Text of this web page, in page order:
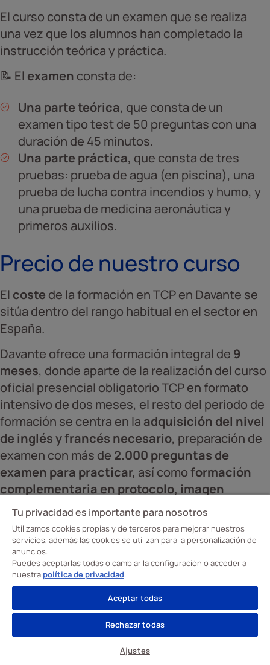
El curso consta de un examen que se realiza
una vez que los alumnos han completado la
instrucción teórica y práctica.
📝 El examen consta de:
Una parte teórica, que consta de un
examen tipo test de 50 preguntas con una
duración de 45 minutos.
Una parte práctica, que consta de tres
pruebas: prueba de agua (en piscina), una
prueba de lucha contra incendios y humo, y
una prueba de medicina aeronáutica y
primeros auxilios.
Precio de nuestro curso
El coste de la formación en TCP en Davante se
sitúa dentro del rango habitual en el sector en
España.
Davante ofrece una formación integral de 9
meses, donde aparte de la realización del curso
oficial presencial obligatorio TCP en formato
intensivo de dos meses, el resto del periodo de
formación se centra en la adquisición del nivel
de inglés y francés necesario, preparación de
examen con más de 2.000 preguntas de
examen para practicar, así comoformación
complementaria en protocolo, imagen
personal
, y, sobre todo, en inserción laboral
¿Cuánto gana una azafata
de vuelo?
Sueldo medio en España
Elsalario medio de un auxiliar de vuelo en
España oscila entre 1.500€ y 3.000€
Tu privacidad es importante para nosotros
Utilizamos cookies propias y de terceros para mejorar nuestros
servicios, además las cookies se utilizan para la personalización de
anuncios.
Puedes aceptarlas todas o cambiar la configuración o acceder a
nuestra política de privacidad.
Aceptar todas
Rechazar todas
Ajustes